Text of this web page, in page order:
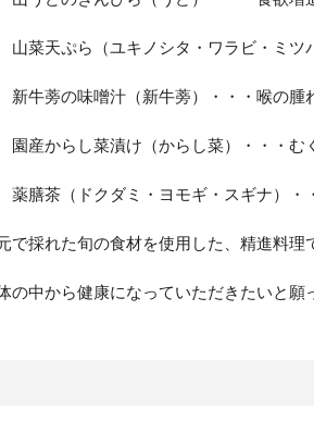
菜天ぷら（ユキノシタ・ワラビ・ミツ
牛蒡の味噌汁（新牛蒡）・・・喉の腫
産からし菜漬け（からし菜）・・・む
膳茶（ドクダミ・ヨモギ・スギナ）・
で採れた旬の食材を使用した、精進料理
の中から健康になっていただきたいと願